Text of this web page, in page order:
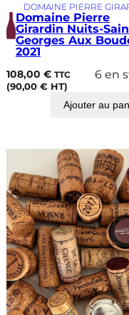
DOMAINE PIERRE
Domaine Pierre
Girardin Nuits-
Georges Aux
2021
108,00 € TTC
(90,00 €HT)
6 en
Ajouter au